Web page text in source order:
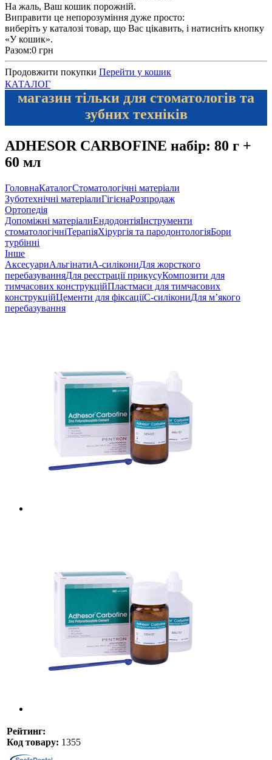
На жаль, Ваш кошик порожній.
Виправити це непорозуміння дуже просто:
виберіть у каталозі товар, що Вас цікавить, і натисніть кнопку
«У кошик».
Разом:0 грн
Продовжити покупки Перейти у кошик
КАТАЛОГ
магазин тільки для стоматологів та
зубних техніків
ADHESOR CARBOFINE набір: 80 г +
60 мл
ГоловнаКаталогСтоматологічні матеріали
Зуботехнічні матеріалиГігієнаРозпродаж
Ортопедія
Допоміжні матеріалиЕндодонтіяІнструменти
стоматологічніТерапіяХірургія та пародонтологіяБори
турбінні
Інше
АксесуариАльгінатиА-силікониДля жорсткого
перебазуванняДля реєстрації прикусуКомпозити для
тимчасових конструкційПластмаси для тимчасових
конструкційЦементи для фіксаціїС-силікониДля м’якого
перебазування
Рейтинг:
Код товару: 1355